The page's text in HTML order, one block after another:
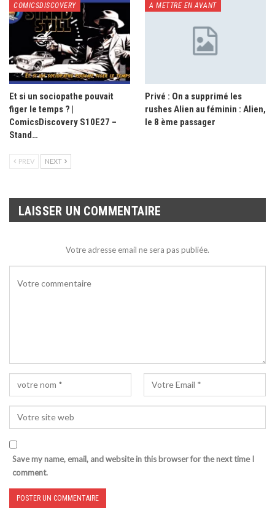
COMICSDISCOVERY
Et si un sociopathe pouvait
figer le temps ? |
ComicsDiscovery S10E27 –
Stand…
A METTRE EN AVANT
Privé : On a supprimé les
rushes Alien au féminin : Alien,
le 8 ème passager
PREV NEXT
LAISSER UN COMMENTAIRE
Votre adresse email ne sera pas publiée.
Save my name, email, and website in this browser for the next time I
comment.